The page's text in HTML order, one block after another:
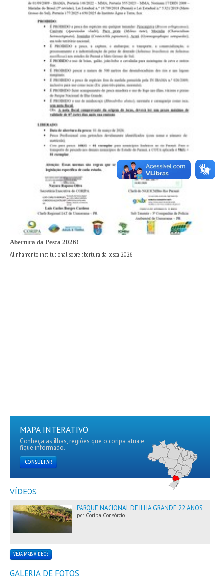
Abertura da Pesca 2026!
Alinhamento institucional sobre abertura da pesca 2026.
MAPA INTERATIVO
Conheça as ilhas, regiões que o coripa atua e
fique informado.
CONSULTAR
VÍDEOS
PARQUE NACIONAL DE ILHA GRANDE 22 ANOS
por Coripa Consórcio
VEJA MAIS VIDEOS
GALERIA DE FOTOS